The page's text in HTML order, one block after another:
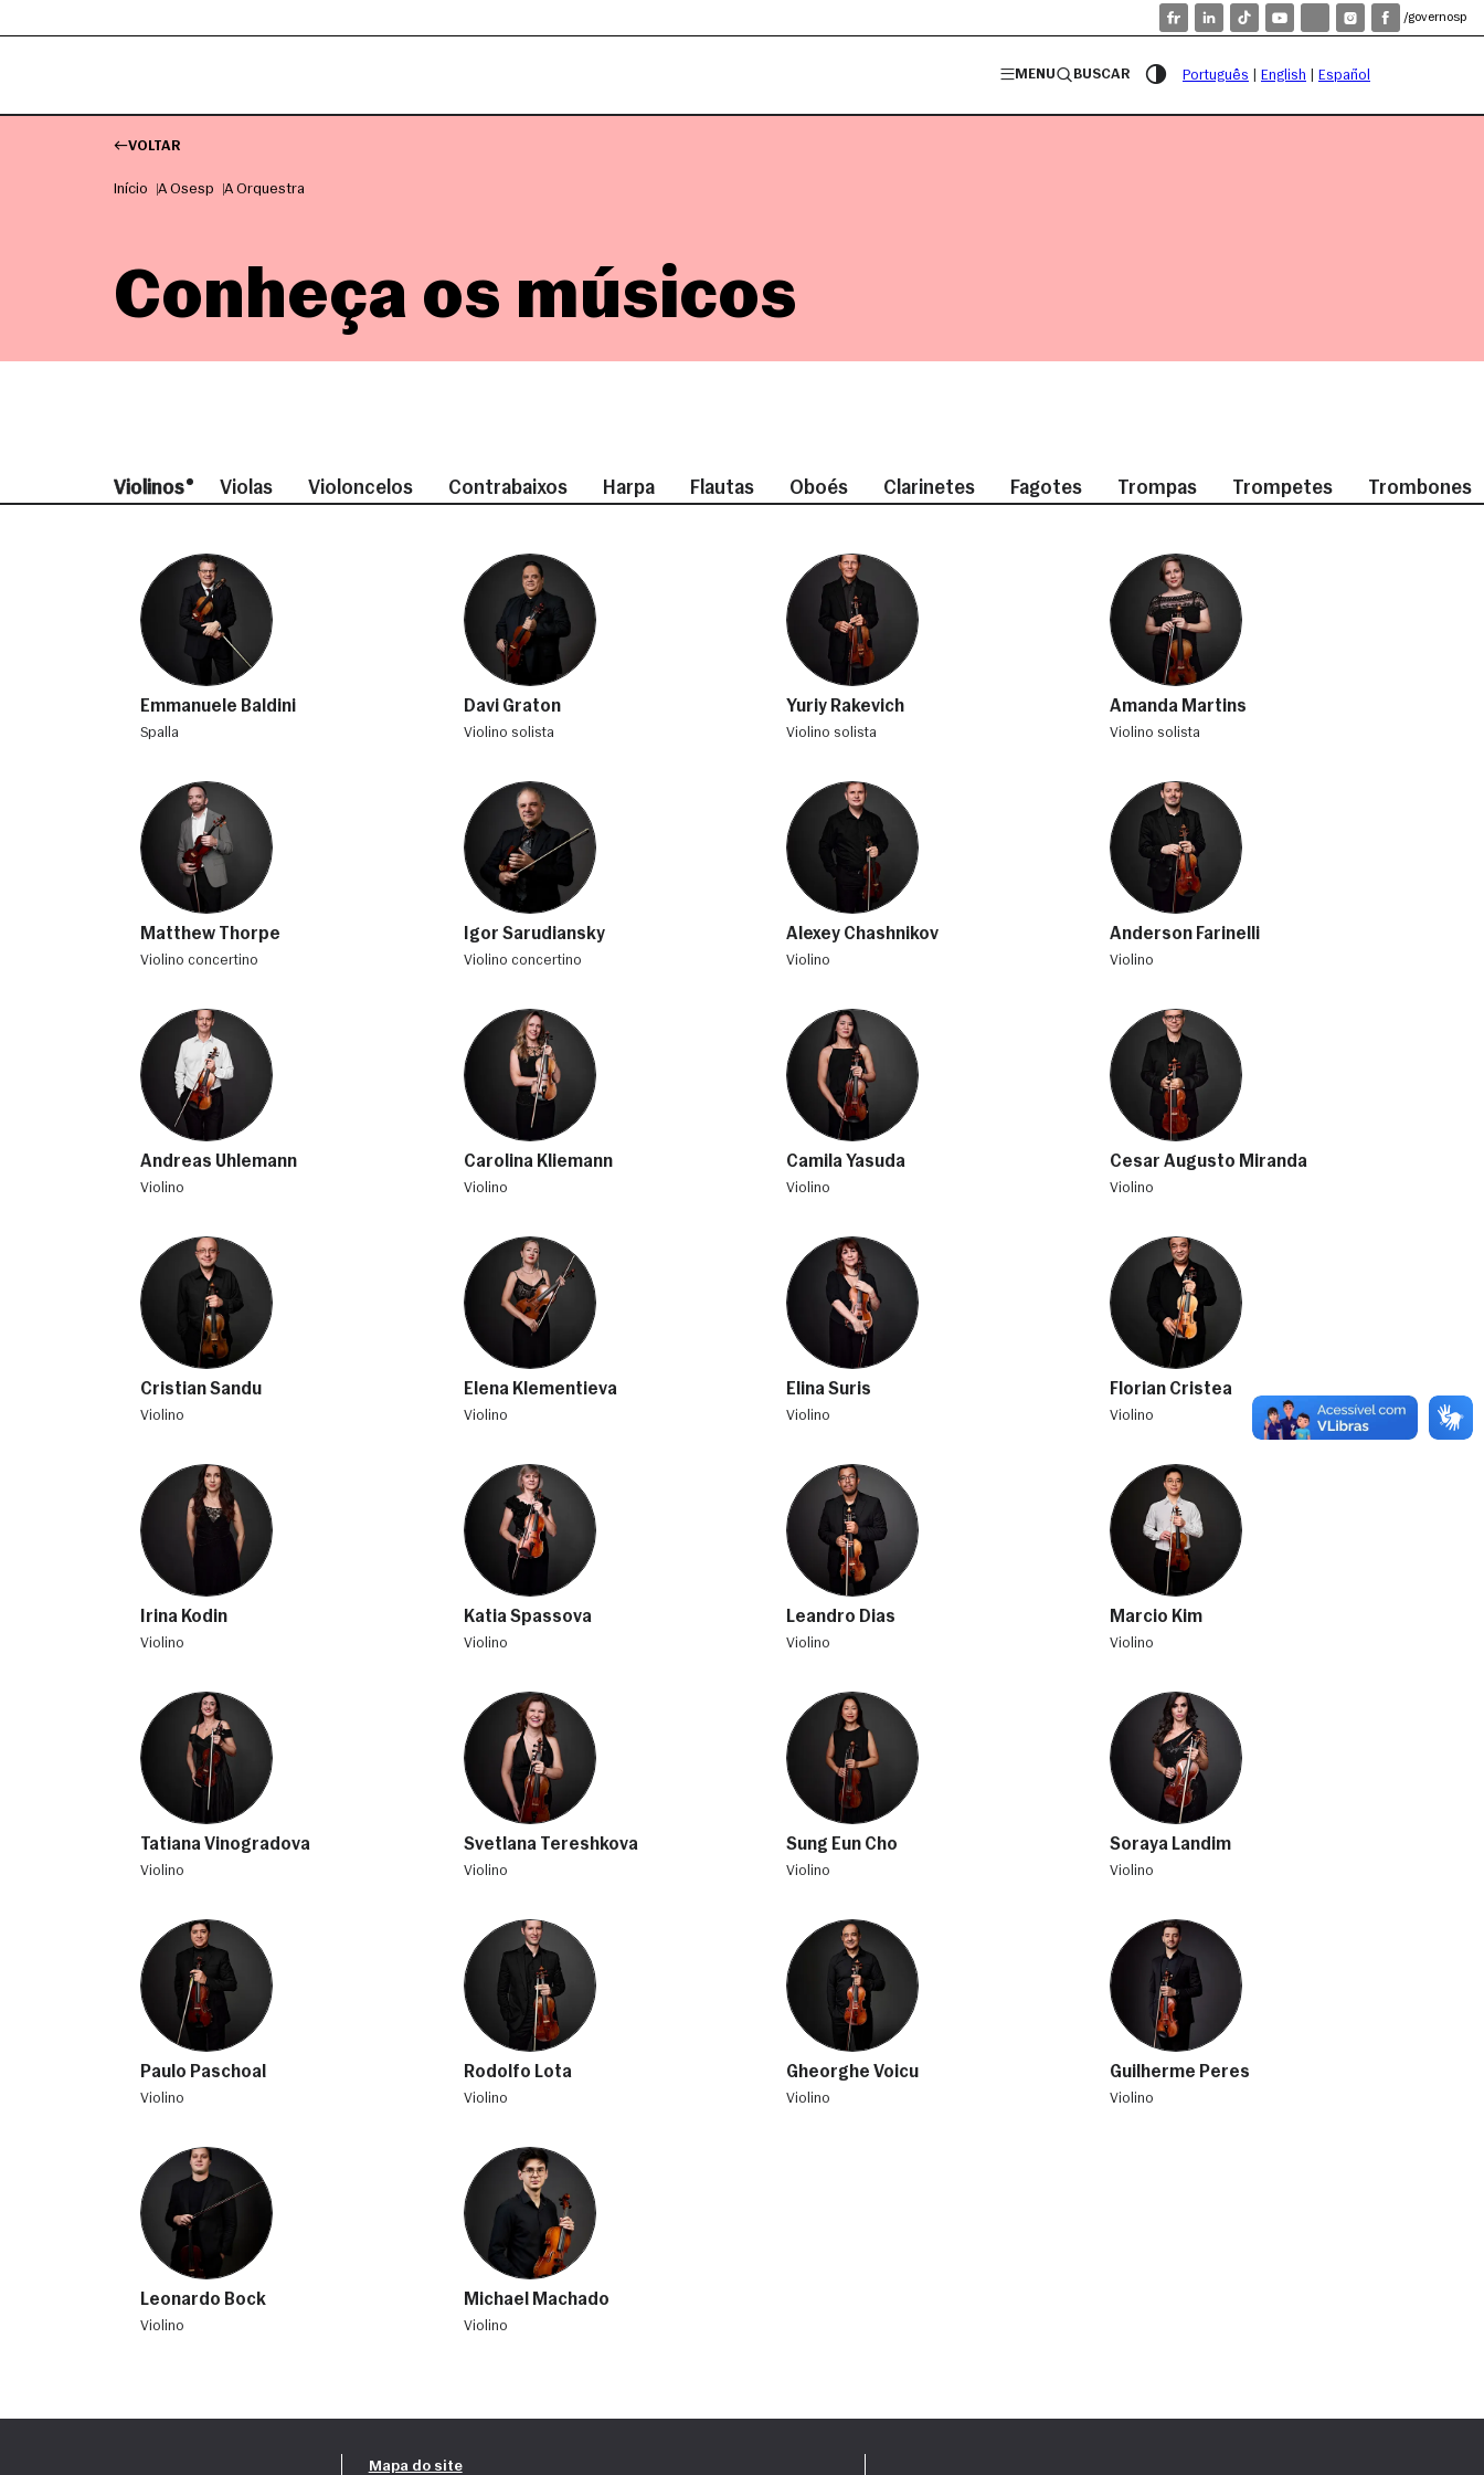
/governosp
MENU BUSCAR Português English Español
VOLTAR
Início A Osesp A Orquestra
Conheça os músicos
Violinos Violas Violoncelos Contrabaixos Harpa Flautas Oboés Clarinetes Fagotes Trompas Trompetes Trombones
Emmanuele Baldini
spalla
Davi Graton
violino solista
Yuriy Rakevich
violino solista
Amanda Martins
violino solista
Matthew Thorpe
violino concertino
Igor Sarudiansky
violino concertino
Alexey Chashnikov
violino
Anderson Farinelli
violino
Andreas Uhlemann
violino
Carolina Kliemann
violino
Camila Yasuda
violino
Cesar Augusto Miranda
violino
Cristian Sandu
violino
Elena Klementieva
violino
Elina Suris
violino
Florian Cristea
violino
Irina Kodin
violino
Katia Spassova
violino
Leandro Dias
violino
Marcio Kim
violino
Tatiana Vinogradova
violino
Svetlana Tereshkova
violino
Sung Eun Cho
violino
Soraya Landim
violino
Paulo Paschoal
violino
Rodolfo Lota
violino
Gheorghe Voicu
violino
Guilherme Peres
violino
Leonardo Bock
violino
Michael Machado
violino
Mapa do site